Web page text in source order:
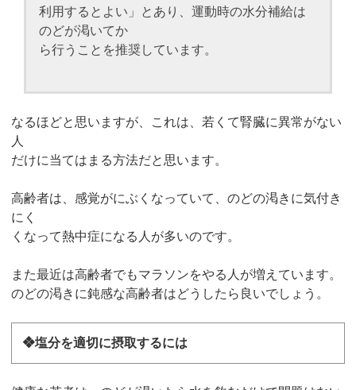
利用するとよい」とあり、運動時の水分補給は
のどが渇いてか
ら行うことを推奨しています。
なるほどと思いますが、これは、若くて腎臓に異常がない
人
だけに当てはまる方法だと思います。
高齢者は、感覚がにぶくなっていて、のどの渇きに気付き
にく
くなって熱中症になる人が多いのです。
また最近は高齢者でもマラソンをやる人が増えています。
のどの渇きに鈍感な高齢者はどうしたら良いでしょう。
❖塩分を適切に摂取するには